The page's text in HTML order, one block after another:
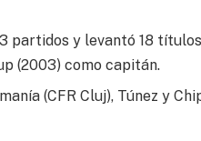
partidos y levantó 18
(2003) como capitán.
(CFR Cluj), Túnez y